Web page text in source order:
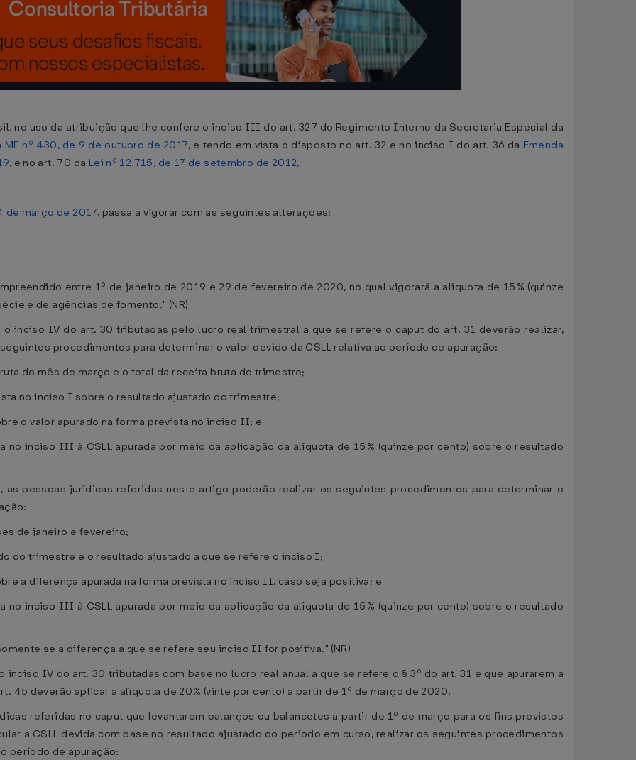
no uso da atribuição que lhe confere o inciso III do art. 327 do Regimento Interno da Secretaria Especial da
MF nº 430, de 9 de outubro de 2017, e tendo em vista o disposto no art. 32 e no inciso I do art. 36 da Emenda
, e no art. 70 da Lei nº 12.715, de 17 de setembro de 2012,
de março de 2017, passa a vigorar com as seguintes alterações:
entre 1º de janeiro de 2019 e 29 de fevereiro de 2020, no qual vigorará a alíquota de 15% (quinze
e de agências de fomento." (NR)
inciso IV do art. 30 tributadas pelo lucro real trimestral a que se refere o caput do art. 31 deverão realizar,
procedimentos para determinar o valor devido da CSLL relativa ao período de apuração:
do mês de março e o total da receita bruta do trimestre;
no inciso I sobre o resultado ajustado do trimestre;
o valor apurado na forma prevista no inciso II; e
no inciso III à CSLL apurada por meio da aplicação da alíquota de 15% (quinze por cento) sobre o resultado
as pessoas jurídicas referidas neste artigo poderão realizar os seguintes procedimentos para determinar o
de janeiro e fevereiro;
do trimestre e o resultado ajustado a que se refere o inciso I;
a diferença apurada na forma prevista no inciso II, caso seja positiva; e
no inciso III à CSLL apurada por meio da aplicação da alíquota de 15% (quinze por cento) sobre o resultado
se a diferença a que se refere seu inciso II for positiva." (NR)
IV do art. 30 tributadas com base no lucro real anual a que se refere o § 3º do art. 31 e que apurarem a
45 deverão aplicar a alíquota de 20% (vinte por cento) a partir de 1º de março de 2020.
referidas no caput que levantarem balanços ou balancetes a partir de 1º de março para os fins previstos
a CSLL devida com base no resultado ajustado do período em curso, realizar os seguintes procedimentos
período de apuração: